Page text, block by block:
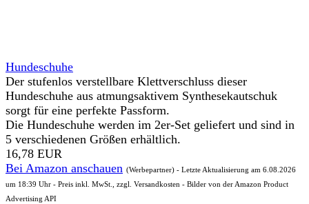
Hundeschuhe
Der stufenlos verstellbare Klettverschluss dieser
Hundeschuhe aus atmungsaktivem Synthesekautschuk
sorgt für eine perfekte Passform.
Die Hundeschuhe werden im 2er-Set geliefert und sind in
5 verschiedenen Größen erhältlich.
16,78 EUR
Bei Amazon anschauen (Werbepartner) - Letzte Aktualisierung am 6.08.2026
um 18:39 Uhr - Preis inkl. MwSt., zzgl. Versandkosten - Bilder von der Amazon Product
Advertising API